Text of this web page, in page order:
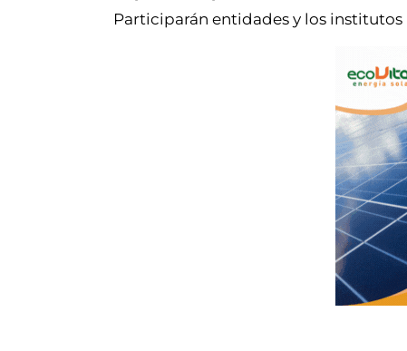
Participarán entidades y los institutos